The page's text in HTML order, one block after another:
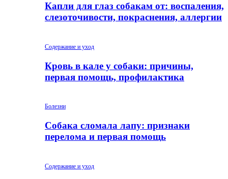
Капли для глаз собакам от: воспаления,
слезоточивости, покраснения, аллергии
Содержание и уход
Кровь в кале у собаки: причины,
первая помощь, профилактика
Болезни
Собака сломала лапу: признаки
перелома и первая помощь
Содержание и уход